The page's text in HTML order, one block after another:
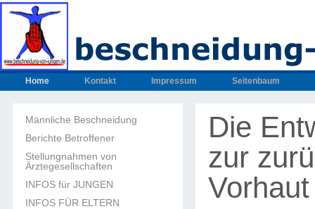
Home Kontakt Impressum Seitenbaum
Männliche Beschneidung
Berichte Betroffener
Stellungnahmen von
Ärztegesellschaften
INFOS für JUNGEN
INFOS FÜR ELTERN
Die
zur
Vorhaut